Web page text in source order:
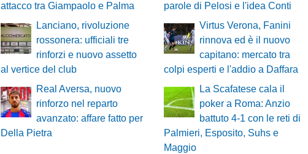
attacco tra Giampaolo e Palma
parole di Pelosi e l'idea Conti
Lanciano, rivoluzione
rossonera: ufficiali tre
rinforzi e nuovo assetto
al vertice del club
Virtus Verona, Fanini
rinnova ed è il nuovo
capitano: mercato tra
colpi esperti e l'addio a Daffara
Real Aversa, nuovo
rinforzo nel reparto
avanzato: affare fatto per
Della Pietra
La Scafatese cala il
poker a Roma: Anzio
battuto 4-1 con le reti di
Palmieri, Esposito, Suhs e
Maggio